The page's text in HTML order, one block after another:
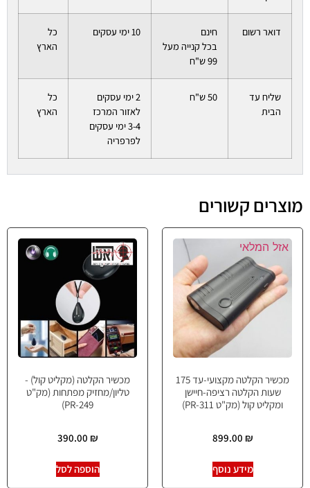
דואר רשום
חינם
בכל קנייה מעל
99 ש"ח
10 ימי עסקים
כל
הארץ
שליח עד
הבית
50 ש"ח
2 ימי עסקים
לאזור המרכז
3-4 ימי עסקים
לפרפריה
כל
הארץ
מוצרים קשורים
אזל המלאי
מכשיר הקלטה מקצועי-עד 175
שעות הקלטה רציפה-חיישן
ומקליט קול (מק"ט PR-311)
899.00 ₪
מידע נוסף
מכשיר הקלטה (מקליט קול) -
טליון/מחזיק מפתחות (מק"ט
PR-249)
390.00 ₪
הוספה לסל